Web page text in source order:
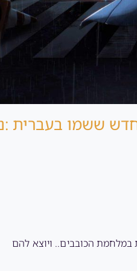
ששמו בעברית
במלחמת הכובבים.. ויוצא להם